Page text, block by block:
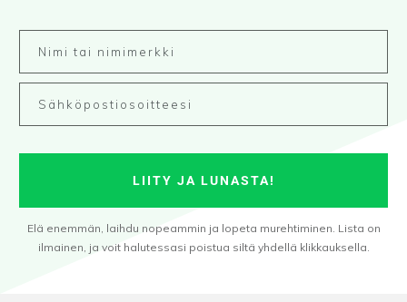
LIITY JA LUNASTA!
Elä enemmän, laihdu nopeammin ja lopeta murehtiminen. Lista on
ilmainen, ja voit halutessasi poistua siltä yhdellä klikkauksella.